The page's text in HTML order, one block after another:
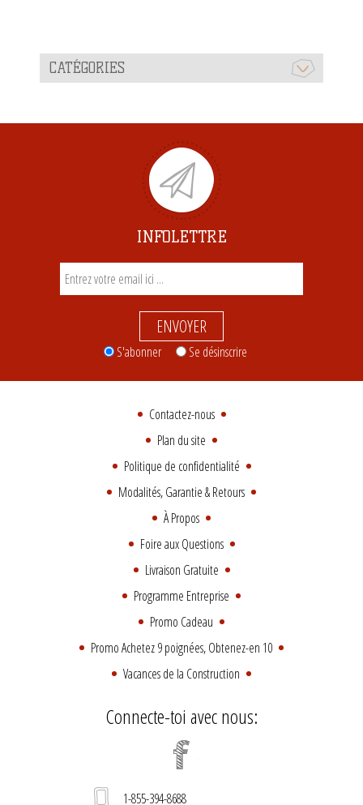
CATÉGORIES
INFOLETTRE
ENVOYER
S'abonner Se désinscrire
Contactez-nous
Plan du site
Politique de confidentialité
Modalités, Garantie & Retours
À Propos
Foire aux Questions
Livraison Gratuite
Programme Entreprise
Promo Cadeau
Promo Achetez 9 poignées, Obtenez-en 10
Vacances de la Construction
Connecte-toi avec nous:
1-855-394-8688